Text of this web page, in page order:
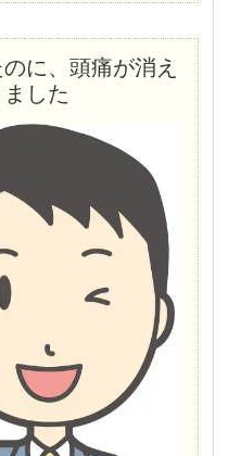
に、頭痛が消え
した